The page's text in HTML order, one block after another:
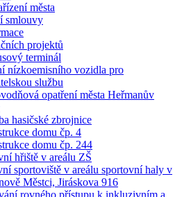
města
smlouvy
projektů
terminál
nízkoemisního vozidla pro
službu
opatření města Heřmanův
hasičské zbrojnice
domu čp. 4
domu čp. 244
hřiště v areálu ZŠ
sportoviště v areálu sportovní haly v
Městci, Jiráskova 916
rovného přístupu k inkluzivním a